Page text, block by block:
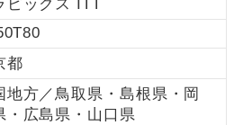
ピックス ITT
都
地方／鳥取県・島根県・岡
・広島県・山口県
紹介するホテルを指定したコースで
。
ひとり様でバス席を2席利⽤できま
。